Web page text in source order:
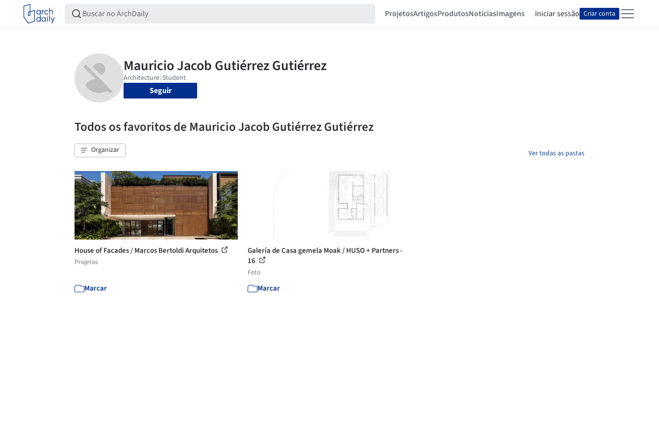
ProjetosArtigosProdutosNotíciasImagens Iniciar sessão Criar conta
Seguir
Todos os favoritos de Mauricio Jacob Gutiérrez Gutiérrez
Organizar Ver todas as pastas
House of Facades / Marcos Bertoldi Arquitetos
Projetos
Marcar
Galería de Casa gemela Moak / HUSO + Partners -
16
Foto
Marcar